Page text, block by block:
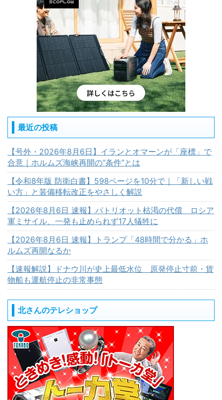
最近の投稿
【号外・2026年8月6日】イランとオマーンが「座標」で
合意｜ホルムズ海峡再開の“条件”とは
【令和8年版 防衛白書】598ページを10分で｜「新しい戦
い方」と装備移転改正をやさしく解説
【2026年8月6日 速報】パトリオット枯渇の代償 ロシア
軍ミサイル、一発も止められず17人犠牲に
【2026年8月6日 速報】トランプ「48時間で分かる」ホ
ルムズ再開なるか
【速報解説】ドナウ川が史上最低水位 原発停止寸前・貨
物船も運航停止の非常事態
北さんのテレショップ